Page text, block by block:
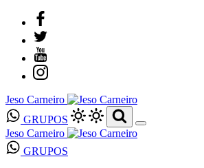
Jeso Carneiro
GRUPOS
Jeso Carneiro
GRUPOS